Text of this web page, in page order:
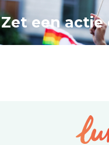
Zet een actie